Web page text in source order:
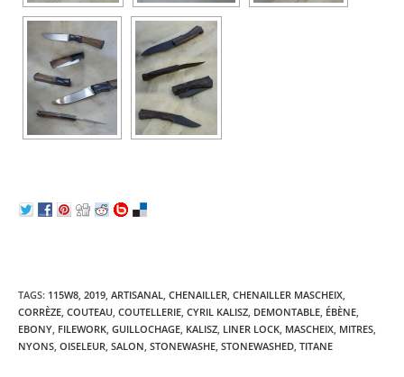
TAGS: 115W8, 2019, ARTISANAL, CHENAILLER, CHENAILLER MASCHEIX,
CORRÈZE, COUTEAU, COUTELLERIE, CYRIL KALISZ, DEMONTABLE, ÉBÈNE,
EBONY, FILEWORK, GUILLOCHAGE, KALISZ, LINER LOCK, MASCHEIX, MITRES,
NYONS, OISELEUR, SALON, STONEWASHE, STONEWASHED, TITANE